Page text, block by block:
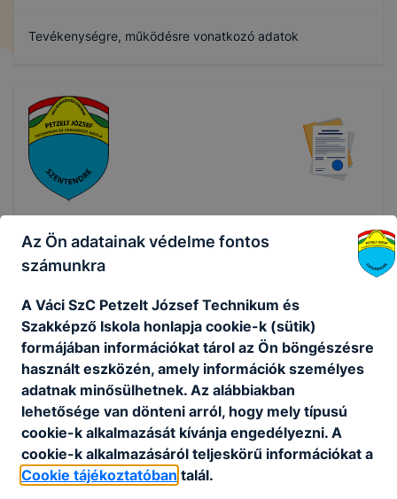
Tevékenységre, működésre vonatkozó adatok
Archívum
Szervezeti, személyzeti adatok
1. Elérhetőségi adatok:
Intézmény
neve:
Petzelt József Technikum és
Szakképző Iskola
Cím:
2000 Szentendre, Római sánc köz
1.
Központi
telefonszám:
06 26 312 167
Az Ön adatainak védelme fontos
számunkra
A Váci SzC Petzelt József Technikum és
Szakképző Iskola honlapja cookie-k (sütik)
formájában információkat tárol az Ön böngészésre
használt eszközén, amely információk személyes
adatnak minősülhetnek. Az alábbiakban
lehetősége van dönteni arról, hogy mely típusú
cookie-k alkalmazását kívánja engedélyezni. A
cookie-k alkalmazásáról teljeskörű információkat a
Cookie tájékoztatóban talál.